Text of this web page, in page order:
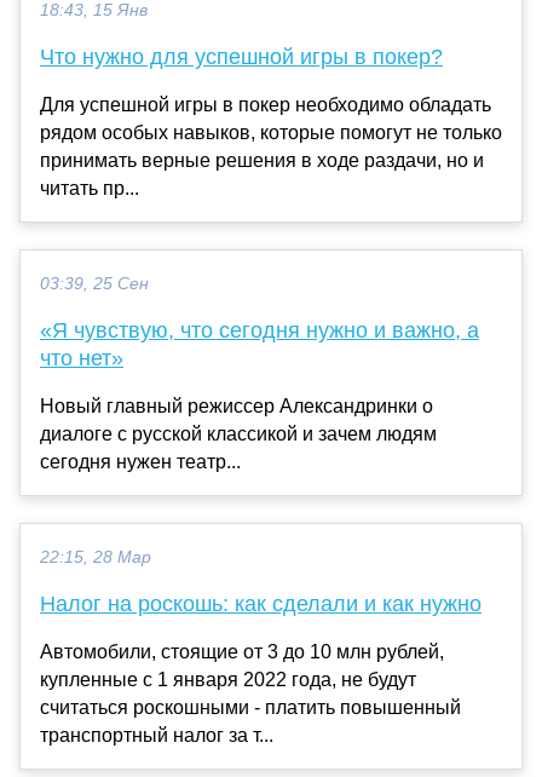
18:43, 15 Янв
Что нужно для успешной игры в покер?
Для успешной игры в покер необходимо обладать
рядом особых навыков, которые помогут не только
принимать верные решения в ходе раздачи, но и
читать пр...
03:39, 25 Сен
«Я чувствую, что сегодня нужно и важно, а
что нет»
Новый главный режиссер Александринки о
диалоге с русской классикой и зачем людям
сегодня нужен театр...
22:15, 28 Мар
Налог на роскошь: как сделали и как нужно
Автомобили, стоящие от 3 до 10 млн рублей,
купленные с 1 января 2022 года, не будут
считаться роскошными - платить повышенный
транспортный налог за т...